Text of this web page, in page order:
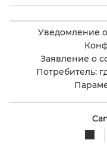
Уведомление
Заявление о
Потребитель: